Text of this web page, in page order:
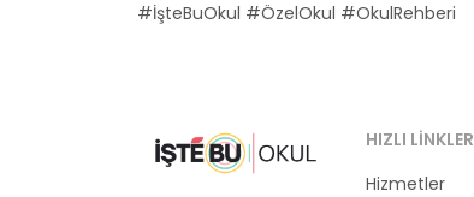
#İşteBuOkul #ÖzelOkul #OkulRehberi
HIZLI LINKLER
Hizmetler